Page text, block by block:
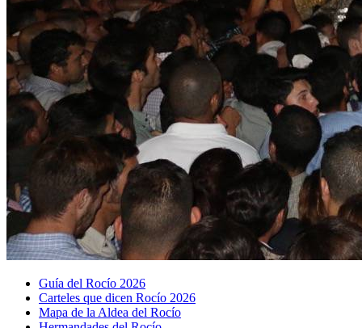
Guía del Rocío 2026
Carteles que dicen Rocío 2026
Mapa de la Aldea del Rocío